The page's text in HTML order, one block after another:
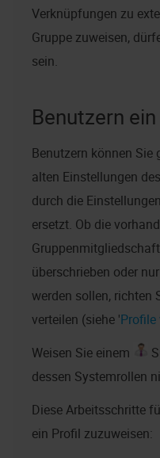
Verknüpfungen zu
Gruppe zuweisen,
sein.
Benutzern
Benutzern können Sie
alten Einstellungen
durch die
ersetzt. Ob die
überschrieben oder
werden sollen, richten
verteilen (siehe 'Profile
Weisen Sie einem
dessen Systemrollen
Diese Arbeitsschritte
ein Profil zuzuweisen: